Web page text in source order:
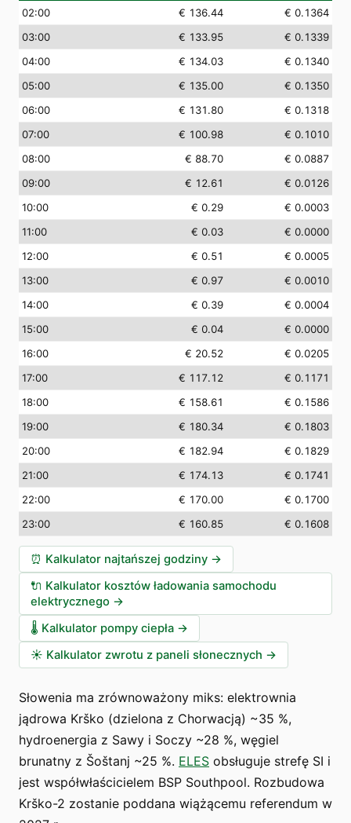
02:00 € 136.44
€ 0.1364
03:00
€ 133.95
€ 0.1339
04:00
€ 134.03
€ 0.1340
05:00
€ 135.00
€ 0.1350
06:00
€ 131.80
€ 0.1318
07:00
€ 100.98
€ 0.1010
08:00
€ 88.70
€ 0.0887
09:00
€ 12.61
€ 0.0126
10:00
€ 0.29
€ 0.0003
11:00
€ 0.03
€ 0.0000
12:00
€ 0.51
€ 0.0005
13:00
€ 0.97
€ 0.0010
14:00
€ 0.39
€ 0.0004
15:00
€ 0.04
€ 0.0000
16:00
€ 20.52
€ 0.0205
17:00
€ 117.12
€ 0.1171
18:00
€ 158.61
€ 0.1586
19:00
€ 180.34
€ 0.1803
20:00
€ 182.94
€ 0.1829
21:00
€ 174.13
€ 0.1741
22:00
€ 170.00
€ 0.1700
23:00
€ 160.85 € 0.1608
⏰ Kalkulator najtańszej godziny →
🔌 Kalkulator kosztów ładowania samochodu
elektrycznego →
🌡️ Kalkulator pompy ciepła →
☀️ Kalkulator zwrotu z paneli słonecznych →
Słowenia ma zrównoważony miks: elektrownia
jądrowa Krško (dzielona z Chorwacją) ~35 %,
hydroenergia z Sawy i Soczy ~28 %, węgiel
brunatny z Šoštanj ~25 %. ELES obsługuje strefę SI i
jest współwłaścicielem BSP Southpool. Rozbudowa
Krško-2 zostanie poddana wiążącemu referendum w